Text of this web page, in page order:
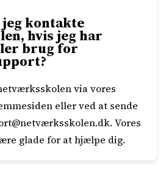
kontakte
hvis jeg har
brug for
via vores
eller ved at sende
Vores
glade for at hjælpe dig.